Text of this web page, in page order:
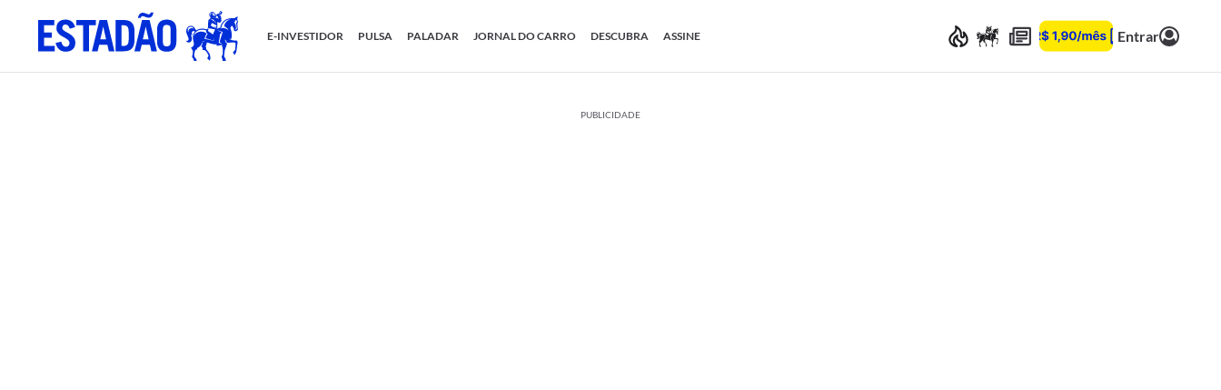
E-INVESTIDOR PULSA PALADAR JORNAL DO CARRO DESCUBRA ASSINE Entrar
PUBLICIDADE